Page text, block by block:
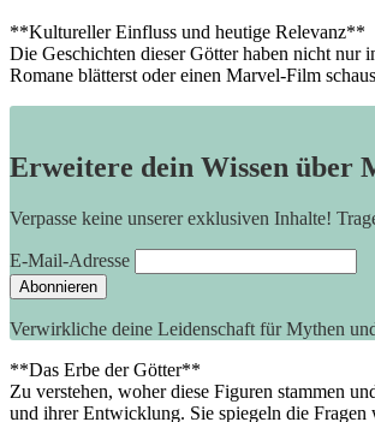
**Kultureller Einfluss und heutige Relevanz**
Die Geschichten dieser ⁤Götter haben nicht nur
Romane blätterst oder einen Marvel-Film
Erweitere dein Wissen über
Verpasse keine unserer exklusiven Inhalte!
E-Mail-Adresse
Verwirkliche deine Leidenschaft für Mythen
**Das Erbe der Götter**
Zu verstehen, woher diese Figuren​ stammen
und ⁣ihrer Entwicklung. Sie spiegeln die Fragen